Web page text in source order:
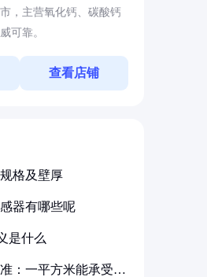
，主营氧化钙、碳酸钙
可靠。
查看店铺
格及壁厚
器有哪些呢
是什么
：一平方米能承受多